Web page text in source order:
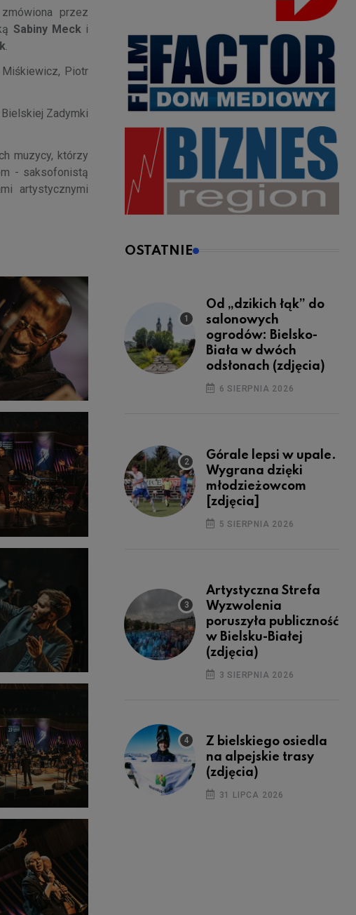
przez
Sabiny Mecki
.
Piotr
Zadymki
muzycy, którzy
- saksofonistą
artystycznymi
OSTATNIE
Od „dzikich łąk” do
salonowych
ogrodów: Bielsko-
Biała w dwóch
odsłonach (zdjęcia)
6 SIERPNIA 2026
Górale lepsi w upale.
Wygrana dzięki
młodzieżowcom
[zdjęcia]
5 SIERPNIA 2026
Artystyczna Strefa
Wyzwolenia
poruszyła publiczność
w Bielsku-Białej
(zdjęcia)
3 SIERPNIA 2026
Z bielskiego osiedla
na alpejskie trasy
(zdjęcia)
31 LIPCA 2026